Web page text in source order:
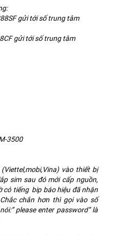
gửi tới số trung tâm
gửi tới số trung tâm
3500
vào thiết bị
sim sau đó mới cấp nguồn,
có tiếng bip báo hiệu đã nhận
chắn hơn thì gọi vào số
please enter password” là